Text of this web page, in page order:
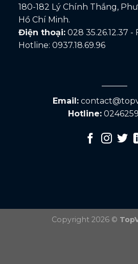
180-182 Lý Chính Thắng,
Hồ Chí Minh.
Điện thoại:028 35.26.12.37 -
Hotline: 0937.18.69.96
Email:
Hotline:
Copyright 2026 ©